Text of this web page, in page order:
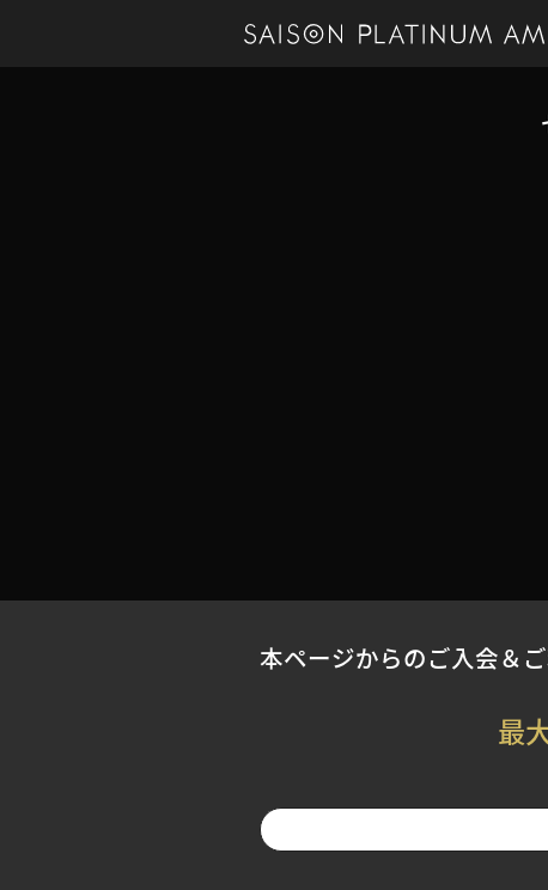
本ページからのご入会＆
最